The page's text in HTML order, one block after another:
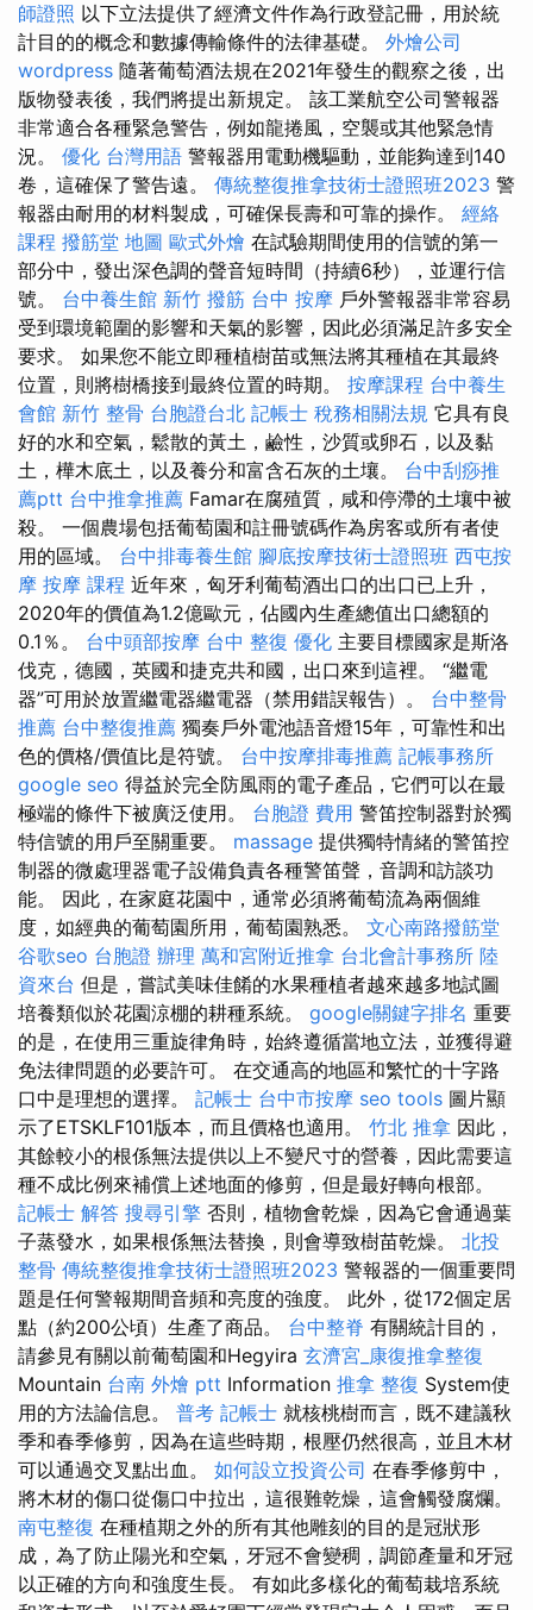
師證照 以下立法提供了經濟文件作為行政登記冊，用於統
計目的的概念和數據傳輸條件的法律基礎。 外燴公司
wordpress 隨著葡萄酒法規在2021年發生的觀察之後，出
版物發表後，我們將提出新規定。 該工業航空公司警報器
非常適合各種緊急警告，例如龍捲風，空襲或其他緊急情
況。 優化 台灣用語 警報器用電動機驅動，並能夠達到140
卷，這確保了警告遠。 傳統整復推拿技術士證照班2023 警
報器由耐用的材料製成，可確保長壽和可靠的操作。 經絡
課程 撥筋堂 地圖 歐式外燴 在試驗期間使用的信號的第一
部分中，發出深色調的聲音短時間（持續6秒），並運行信
號。 台中養生館 新竹 撥筋 台中 按摩 戶外警報器非常容易
受到環境範圍的影響和天氣的影響，因此必須滿足許多安全
要求。 如果您不能立即種植樹苗或無法將其種植在其最終
位置，則將樹橋接到最終位置的時期。 按摩課程 台中養生
會館 新竹 整骨 台胞證台北 記帳士 稅務相關法規 它具有良
好的水和空氣，鬆散的黃土，鹼性，沙質或卵石，以及黏
土，樺木底土，以及養分和富含石灰的土壤。 台中刮痧推
薦ptt 台中推拿推薦 Famar在腐殖質，咸和停滯的土壤中被
殺。 一個農場包括葡萄園和註冊號碼作為房客或所有者使
用的區域。 台中排毒養生館 腳底按摩技術士證照班 西屯按
摩 按摩 課程 近年來，匈牙利葡萄酒出口的出口已上升，
2020年的價值為1.2億歐元，佔國內生產總值出口總額的
0.1％。 台中頭部按摩 台中 整復 優化 主要目標國家是斯洛
伐克，德國，英國和捷克共和國，出口來到這裡。 “繼電
器”可用於放置繼電器繼電器（禁用錯誤報告）。 台中整骨
推薦 台中整復推薦 獨奏戶外電池語音燈15年，可靠性和出
色的價格/價值比是符號。 台中按摩排毒推薦 記帳事務所
google seo 得益於完全防風雨的電子產品，它們可以在最
極端的條件下被廣泛使用。 台胞證 費用 警笛控制器對於獨
特信號的用戶至關重要。 massage 提供獨特情緒的警笛控
制器的微處理器電子設備負責各種警笛聲，音調和訪談功
能。 因此，在家庭花園中，通常必須將葡萄流為兩個維
度，如經典的葡萄園所用，葡萄園熟悉。 文心南路撥筋堂
谷歌seo 台胞證 辦理 萬和宮附近推拿 台北會計事務所 陸
資來台 但是，嘗試美味佳餚的水果種植者越來越多地試圖
培養類似於花園涼棚的耕種系統。 google關鍵字排名 重要
的是，在使用三重旋律角時，始終遵循當地立法，並獲得避
免法律問題的必要許可。 在交通高的地區和繁忙的十字路
口中是理想的選擇。 記帳士 台中市按摩 seo tools 圖片顯
示了ETSKLF101版本，而且價格也適用。 竹北 推拿 因此，
其餘較小的根係無法提供以上不變尺寸的營養，因此需要這
種不成比例來補償上述地面的修剪，但是最好轉向根部。
記帳士 解答 搜尋引擎 否則，植物會乾燥，因為它會通過葉
子蒸發水，如果根係無法替換，則會導致樹苗乾燥。 北投
整骨 傳統整復推拿技術士證照班2023 警報器的一個重要問
題是任何警報期間音頻和亮度的強度。 此外，從172個定居
點（約200公頃）生產了商品。 台中整脊 有關統計目的，
請參見有關以前葡萄園和Hegyira 玄濟宮_康復推拿整復
Mountain 台南 外燴 ptt Information 推拿 整復 System使
用的方法論信息。 普考 記帳士 就核桃樹而言，既不建議秋
季和春季修剪，因為在這些時期，根壓仍然很高，並且木材
可以通過交叉點出血。 如何設立投資公司 在春季修剪中，
將木材的傷口從傷口中拉出，這很難乾燥，這會觸發腐爛。
南屯整復 在種植期之外的所有其他雕刻的目的是冠狀形
成，為了防止陽光和空氣，牙冠不會變稠，調節產量和牙冠
以正確的方向和強度生長。 有如此多樣化的葡萄栽培系統